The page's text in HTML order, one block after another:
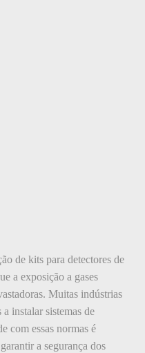
de kits para detectores de
a exposição a gases
Muitas indústrias
instalar sistemas de
com essas normas é
a segurança dos